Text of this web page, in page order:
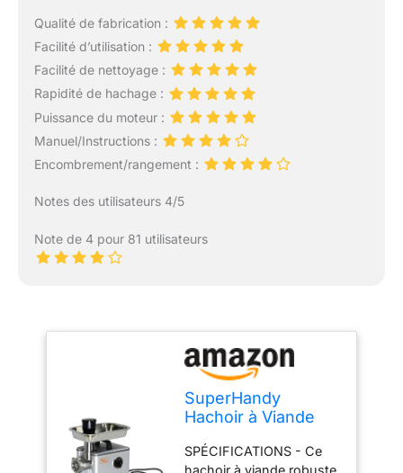
Qualité de fabrication :
Facilité d’utilisation :
Facilité de nettoyage :
Rapidité de hachage :
Puissance du moteur :
Manuel/Instructions :
Encombrement/rangement :
Notes des utilisateurs 4/5
Note de 4 pour 81 utilisateurs
SuperHandy
Hachoir à Viande
électrique # 8 1/2
SPÉCIFICATIONS - Ce